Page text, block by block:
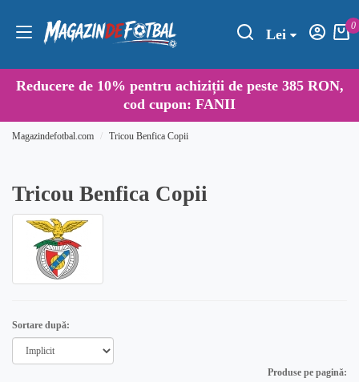
Lei
0
Reducere de 10% pentru achiziții de peste 385 RON,
cod cupon: FANII
Magazindefotbal.com Tricou Benfica Copii
Tricou Benfica Copii
Sortare după:
Produse pe pagină: